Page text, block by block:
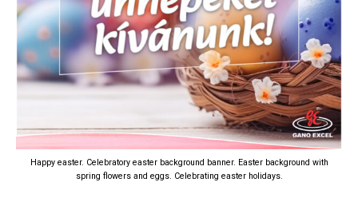
Happy easter. Celebratory easter background banner. Easter background with
spring flowers and eggs. Celebrating easter holidays.